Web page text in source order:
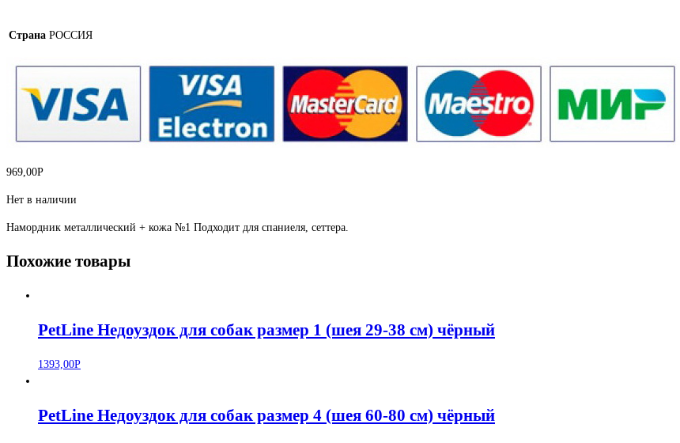
Страна РОССИЯ
969,00Р
Нет в наличии
Намордник металлический + кожа №1 Подходит для спаниеля, сеттера.
Похожие товары
PetLine Недоуздок для собак размер 1 (шея 29-38 см) чёрный
1393,00Р
PetLine Недоуздок для собак размер 4 (шея 60-80 см) чёрный